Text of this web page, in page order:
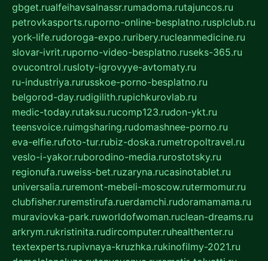
gbget.rualfeihavsalnassr.rumadoma.rutajuncos.ru
petrovkasports.ruporno-online-besplatno.rusplclub.ru
york-life.rudoroga-expo.ruribery.rucleanmedicine.ru
slovar-ivrit.ruporno-video-besplatno.ruseks-365.ru
ovucontrol.rusloty-igrovyye-avtomaty.ru
ru-industriya.rurusskoe-porno-besplatno.ru
belgorod-day.rudigilith.rupichkurovlab.ru
medic-today.rutaksu.rucomp123.rudon-ykt.ru
teensvoice.ruimgsharing.rudomashnee-porno.ru
eva-elfie.rufoto-tur.rubiz-doska.rumetropoltravel.ru
veslo-i-yakor.ruborodino-media.rurostotsky.ru
regionufa.ruweiss-bet.ruzaryna.rucasinotablet.ru
universalia.ruremont-mebeli-moscow.rutermomur.ru
clubfisher.ruremstirufa.ruerdamchi.rudoramamama.ru
muraviovka-park.ruworldofwoman.ruclean-dreams.ru
arkrym.rukristinita.rudircomputer.ruhealthenter.ru
textexperts.rupivnaya-kruzhka.rukinofilmy-2021.ru